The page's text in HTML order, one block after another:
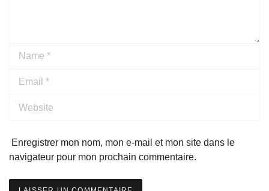
Enregistrer mon nom, mon e-mail et mon site dans le
navigateur pour mon prochain commentaire.